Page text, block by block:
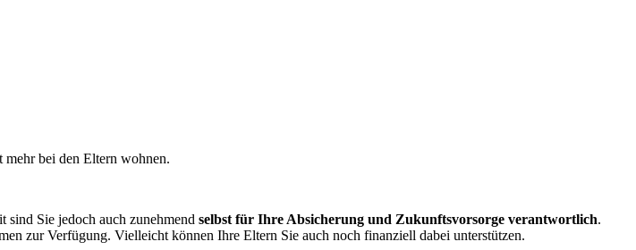
mehr bei den Eltern wohnen.
sind Sie jedoch auch zunehmend selbst für Ihre Absicherung und Zukunftsvorsorge verantwortlich.
zur Verfügung. Vielleicht können Ihre Eltern Sie auch noch finanziell dabei unterstützen.